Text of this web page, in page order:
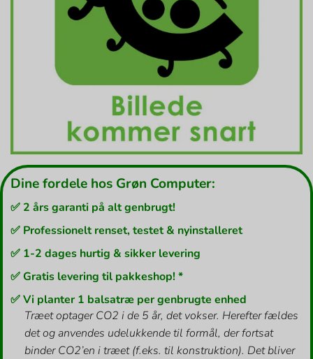
Dine fordele hos Grøn Computer:
✅ 2 års garanti på alt genbrugt!
✅ Professionelt renset, testet & nyinstalleret
✅ 1-2 dages hurtig & sikker levering
✅ Gratis levering til pakkeshop! *
✅ Vi planter 1 balsatræ per genbrugte enhed
Træet optager CO2 i de 5 år, det vokser. Herefter fældes
det og anvendes udelukkende til formål, der fortsat
binder CO2’en i træet (f.eks. til konstruktion). Det bliver